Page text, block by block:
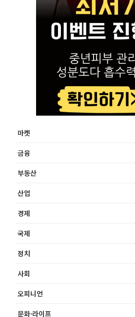
마켓
금융
부동산
산업
경제
국제
정치
사회
오피니언
문화·라이프